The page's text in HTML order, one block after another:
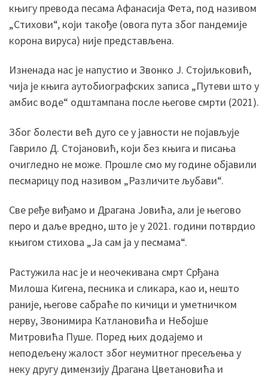
књигу превода песама Афанасија Фета, под називом
„Стихови“, који такође (овога пута због пандемије
корона вируса) није представљена.
Изненада нас је напустио и Звонко Ј. Стојиљковић,
чија је књига аутобиографских записа „Путеви што у
амбис воде“ одштампана после његове смрти (2021).
Због болести већ дуго се у јавности не појављује
Гаврило Д. Стојановић, који без књига и писања
очигледно не може. Прошле смо му године објавили
песмарицу под називом „Различите љубави“.
Све ређе виђамо и Драгана Јовића, али је његово
перо и даље вредно, што је у 2021. години потврдио
књигом стихова „Ја сам ја у песмама“.
Растужила нас је и неочекивана смрт Срђана
Милоша Кигена, песника и сликара, као и, нешто
раније, његове сабраће по кичици и уметничком
нерву, Звонимира Катлановића и Небојше
Митровића Пуше. Поред њих додајемо и
неподељену жалост због неумитног пресељења у
неку другу димензију Драгана Цветановића и